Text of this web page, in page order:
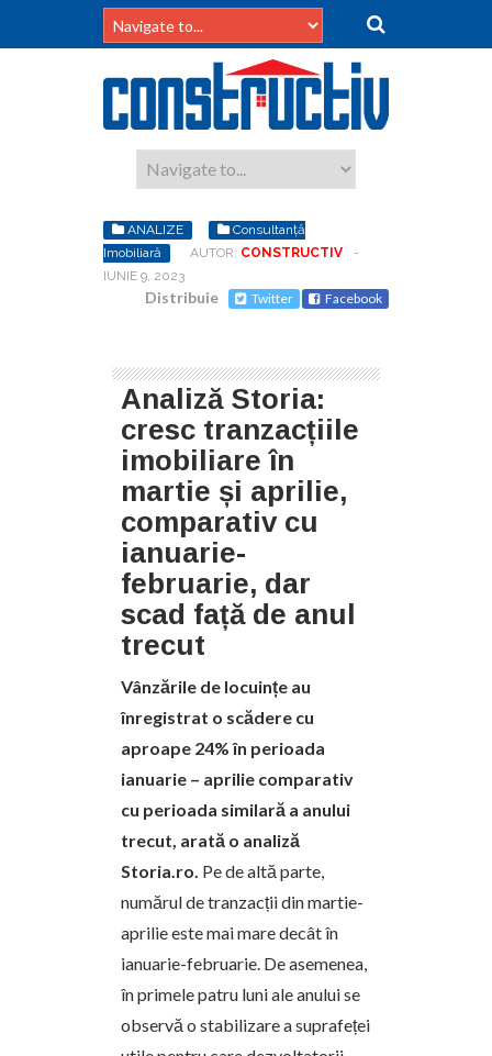
ANALIZE
Consultanță
Imobiliară
AUTOR: CONSTRUCTIV
-
IUNIE 9, 2023
Distribuie Twitter Facebook
Analiză Storia:
cresc tranzacțiile
imobiliare în
martie și aprilie,
comparativ cu
ianuarie-
februarie, dar
scad față de anul
trecut
Vânzările de locuințe au
înregistrat o scădere cu
aproape 24% în perioada
ianuarie – aprilie comparativ
cu perioada similară a anului
trecut, arată o analiză
Storia.ro. Pe de altă parte,
numărul de tranzacții din martie-
aprilie este mai mare decât în
ianuarie-februarie. De asemenea,
în primele patru luni ale anului se
observă o stabilizare a suprafeței